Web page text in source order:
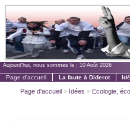
Aujourd'hui, nous sommes le : 10 Août 2026
Page d'accueil La faute à Diderot
Page d'accueil » Idées » Ecologie,